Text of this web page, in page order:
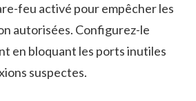
feu activé​ pour empêcher les
autorisées. Configurez-le
en bloquant les ports inutiles
suspectes.